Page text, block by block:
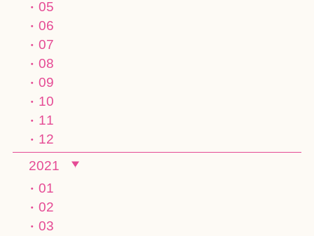
05
06
07
08
09
10
11
12
2021
01
02
03